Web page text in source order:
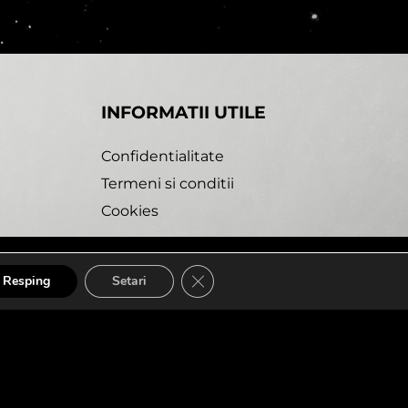
INFORMATII UTILE
Confidentialitate
Termeni si conditii
Cookies
Resping Setari CLOSE GDPR COOKIE
A1. Eends (snippet)